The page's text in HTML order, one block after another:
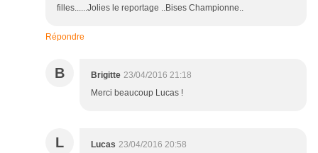
filles......Jolies le reportage ..Bises Championne..
Répondre
B Brigitte 23/04/2016 21:18
Merci beaucoup Lucas !
L Lucas 23/04/2016 20:58